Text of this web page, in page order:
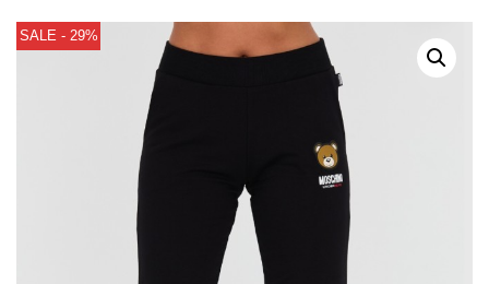
SALE - 29%